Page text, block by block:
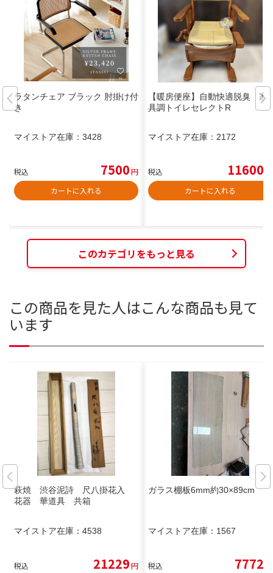
ラタンチェア ブラック 肘掛け付
き
マイストア在庫： 3428
税込 7500円
カートに入れる
【暖房便座】自動快適脱臭 家
具調トイレセレクトR
マイストア在庫： 2172
税込 11600
カートに入れる
このカテゴリをもっと見る
この商品を見た人はこんな商品も見て
います
萩焼 渋谷泥詩 尺八掛花入
花器 華道具 共箱
マイストア在庫： 4538
税込 21229円
ガラス棚板6mm約30×89cm
マイストア在庫： 1567
税込 7772